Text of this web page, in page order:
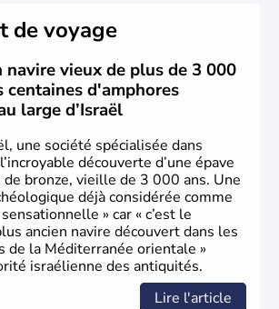
dans le domaine des nouvelles
de voyage
navire vieux de plus de 3 000
centaines d'amphores
large d’Israël
une société spécialisée dans
découverte d’une épave
de bronze, vieille de 3 000 ans. Une
déjà considérée comme
» car « c’est le
ancien navire découvert dans les
de la Méditerranée orientale »
israélienne des antiquités.
Lire l'article